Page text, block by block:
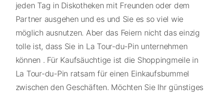
jeden Tag in Diskotheken mit Freunden oder dem
Partner ausgehen und es und Sie es so viel wie
möglich ausnutzen. Aber das Feiern nicht das einzig
tolle ist, dass Sie in La Tour-du-Pin unternehmen
können . Für Kaufsäuchtige ist die Shoppingmeile in
La Tour-du-Pin ratsam für einen Einkaufsbummel
zwischen den Geschäften. Möchten Sie Ihr günstiges